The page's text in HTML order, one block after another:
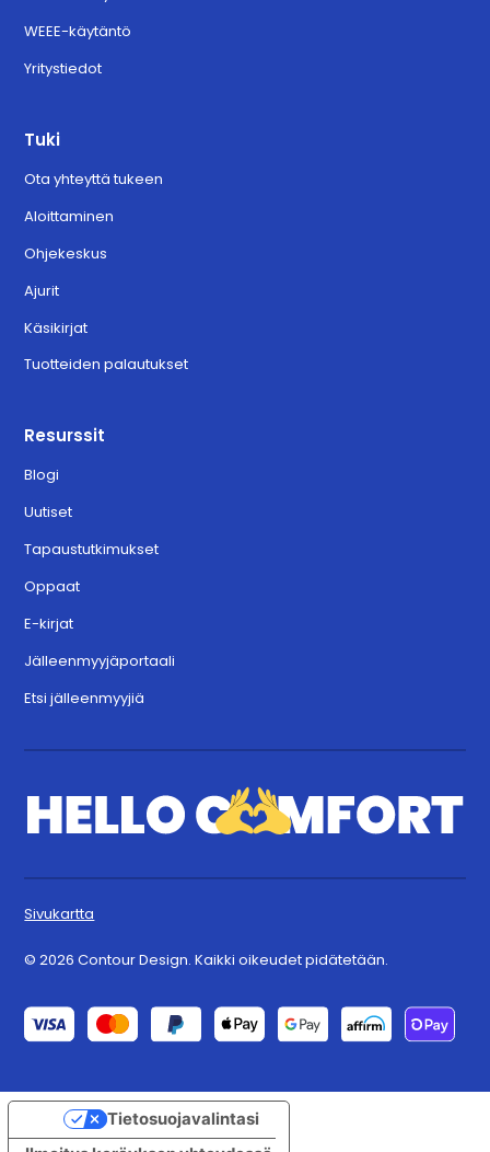
WEEE-käytäntö
Yritystiedot
Tuki
Ota yhteyttä tukeen
Aloittaminen
Ohjekeskus
Ajurit
Käsikirjat
Tuotteiden palautukset
Resurssit
Blogi
Uutiset
Tapaustutkimukset
Oppaat
E-kirjat
Jälleenmyyjäportaali
Etsi jälleenmyyjiä
© 2026 Contour Design. Kaikki oikeudet pidätetään.
Sivukartta
Tietosuojavalintasi